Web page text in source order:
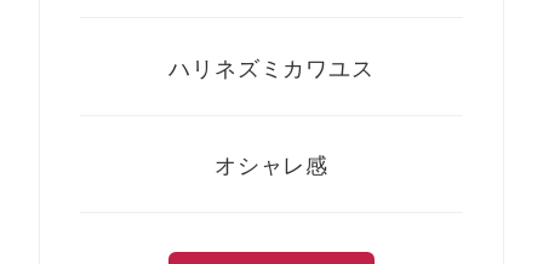
ハリネズミカワユス
オシャレ感